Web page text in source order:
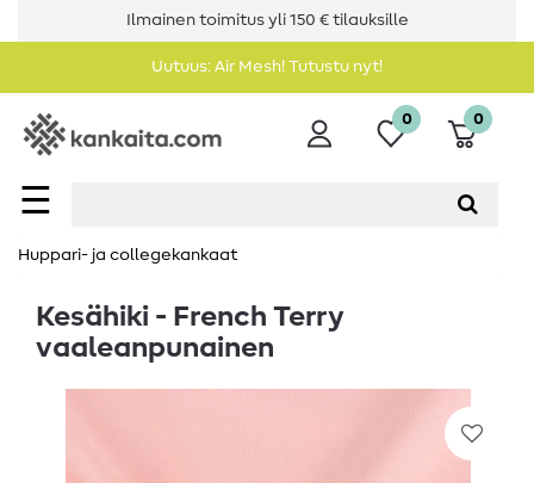
Ilmainen toimitus yli 150 € tilauksille
Uutuus: Air Mesh! Tutustu nyt!
☰
0 0
Huppari- ja collegekankaat
Kesähiki - French Terry
vaaleanpunainen